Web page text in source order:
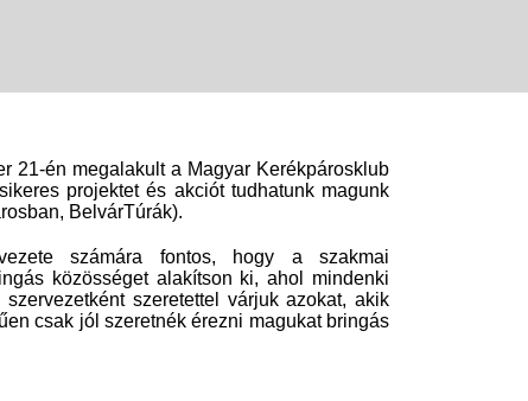
21-én megalakult a Magyar Kerékpárosklub
projektet és akciót tudhatunk magunk
BelvárTúrák).
számára fontos, hogy a szakmai
közösséget alakítson ki, ahol mindenki
szeretettel várjuk azokat, akik
csak jól szeretnék érezni magukat bringás